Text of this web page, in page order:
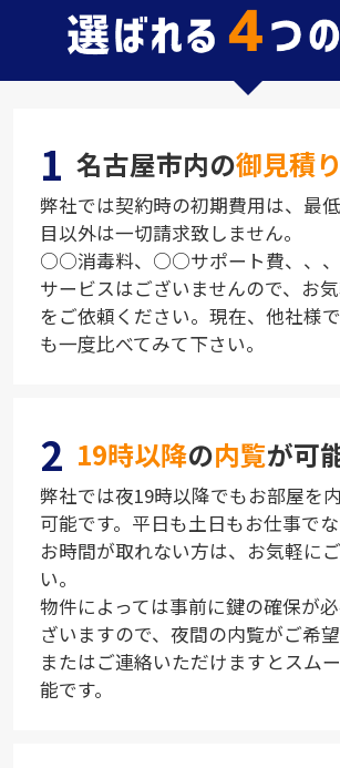
1 名古屋市内の御見積
弊社では契約時の初期費用は、最
目以外は一切請求致しません。
○○消毒料、○○サポート費、、
サービスはございませんので、お
をご依頼ください。現在、他社様
も一度比べてみて下さい。
2 19時以降の内覧が可
弊社では夜19時以降でもお部屋を
可能です。平日も土日もお仕事で
お時間が取れない方は、お気軽に
い。
物件によっては事前に鍵の確保が
ざいますので、夜間の内覧がご希
またはご連絡いただけますとスム
能です。